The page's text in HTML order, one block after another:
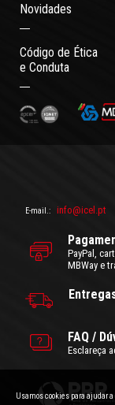
Novidades
Código de Ética
e Conduta
E-mail.:
info@icel.pt
PayPal,
MBWay e
FAQ /
Esclareça
Usamos cookies para ajudar